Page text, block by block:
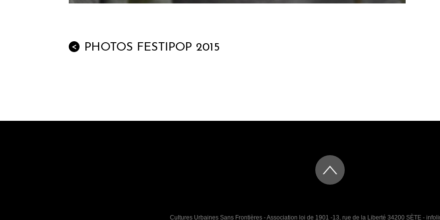
< PHOTOS FESTIPOP 2015
Cultures Urbaines Sans Frontières - Association loi de 1901 -13, rue de la Liberté 34200 SÈTE -